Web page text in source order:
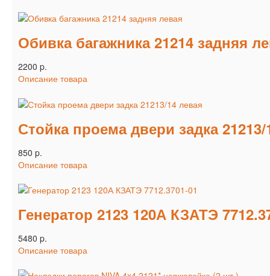
Обивка багажника 21214 задняя
2200 p.
Описание товара
Стойка проема двери задка
850 p.
Описание товара
Генератор 2123 120А КЗАТЭ
5480 p.
Описание товара